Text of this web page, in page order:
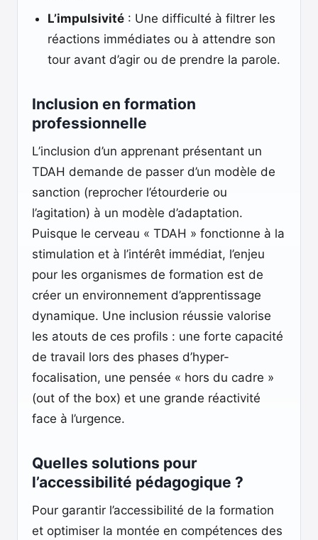
L’impulsivité : Une difficulté à filtrer les
réactions immédiates ou à attendre son
tour avant d’agir ou de prendre la parole.
Inclusion en formation
professionnelle
L’inclusion d’un apprenant présentant un
TDAH demande de passer d’un modèle de
sanction (reprocher l’étourderie ou
l’agitation) à un modèle d’adaptation.
Puisque le cerveau « TDAH » fonctionne à la
stimulation et à l’intérêt immédiat, l’enjeu
pour les organismes de formation est de
créer un environnement d’apprentissage
dynamique. Une inclusion réussie valorise
les atouts de ces profils : une forte capacité
de travail lors des phases d’hyper-
focalisation, une pensée « hors du cadre »
(out of the box) et une grande réactivité
face à l’urgence.
Quelles solutions pour
l’accessibilité pédagogique ?
Pour garantir l’accessibilité de la formation
et optimiser la montée en compétences des